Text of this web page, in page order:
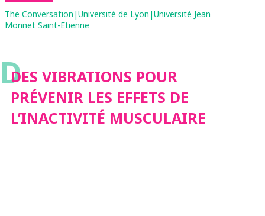
The Conversation|Université de Lyon|Université Jean
Monnet Saint-Etienne
DDES VIBRATIONS POUR
PRÉVENIR LES EFFETS DE
L’INACTIVITÉ MUSCULAIRE